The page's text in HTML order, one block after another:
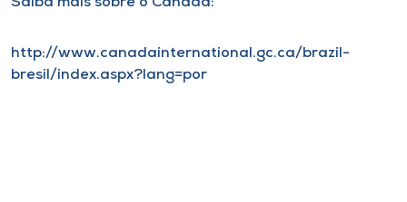
A+
http://www.canadainternational.gc.ca/brazil-
bresil/index.aspx?lang=por